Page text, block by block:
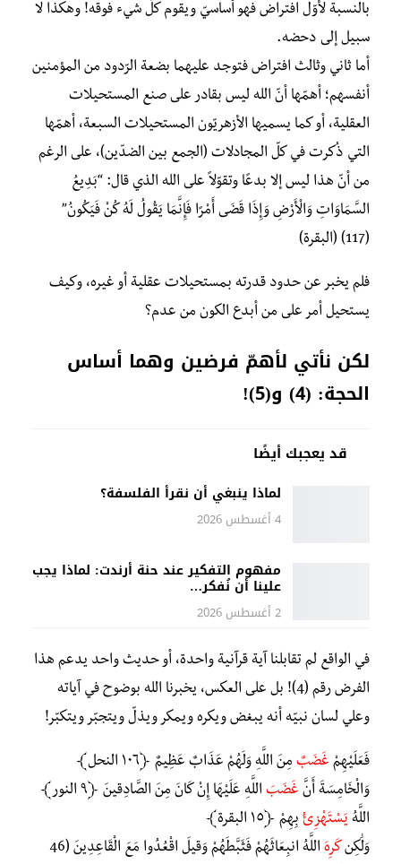
بالنسبة لأوّل افتراض فهو أساسيّ ويقوم كلّ شيء فوقه! وهكذا لا
سبيل إلى دحضه.
أما ثاني وثالث افتراض فتوجد عليهما بضعة الرّدود من المؤمنين
أنفسهم؛ أهمّها أنّ الله ليس بقادر على صنع المستحيلات
العقلية، أو كما يسميها الأزهريّون المستحيلات السبعة، أهمّها
التي ذُكرت في كلّ المجادلات (الجمع بين الضدّين)، على الرغم
من أنّ هذا ليس إلا بدعًا وتقوّلاً على الله الذي قال: “بَدِيعُ
السَّمَاوَاتِ وَالْأَرْضِ وَإِذَا قَضَى أَمْرًا فَإِنَّمَا يَقُولُ لَهُ كُنْ فَيَكُونُ”
(117) (البقرة)
فلم يخبر عن حدود قدرته بمستحيلات عقلية أو غيره، وكيف
يستحيل أمر على من أبدع الكون من عدم؟
لكن نأتي لأهمّ فرضين وهما أساس
الحجة: (4) و(5)!
قد يعجبك أيضًا
لماذا ينبغي أن نقرأ الفلسفة؟
4 أغسطس 2026
مفهوم التفكير عند حنة أرندت: لماذا يجب
علينا أن نُفكر…
2 أغسطس 2026
في الواقع لم تقابلنا آية قرآنية واحدة، أو حديث واحد يدعم هذا
الفرض رقم (4)! بل على العكس، يخبرنا الله بوضوح في آياته
وعلي لسان نبيّه أنه يبغض ويكره ويمكر ويذلّ ويتجبّر ويتكبّر!
فَعَلَيْهِمْ غَضَبٌ مِنَ اللَّهِ وَلَهُمْ عَذَابٌ عَظِيمٌ ﴿١٠٦ النحل﴾
وَالْخَامِسَةَ أَنَّ غَضَبَ اللَّهِ عَلَيْهَا إِنْ كَانَ مِنَ الصَّادِقِينَ ﴿٩ النور﴾
اللَّهُ يَسْتَهْزِئُ بِهِمْ ﴿١٥ البقرة﴾
وَلَٰكِن كَرِهَ
اللَّهُ انبِعَاثَهُمْ فَثَبَّطَهُمْ وَقِيلَ اقْعُدُوا مَعَ الْقَاعِدِينَ (46